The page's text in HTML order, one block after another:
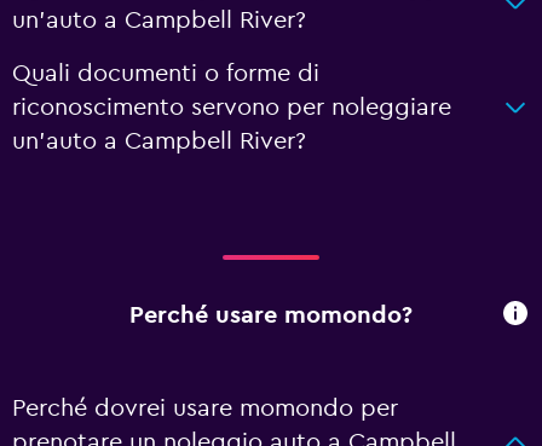
un'auto a Campbell River?
Quali documenti o forme di
riconoscimento servono per noleggiare
un'auto a Campbell River?
Perché usare momondo?
Perché dovrei usare momondo per